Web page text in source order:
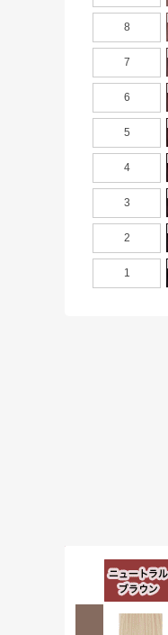
8
7
6
5
4
3
2
1